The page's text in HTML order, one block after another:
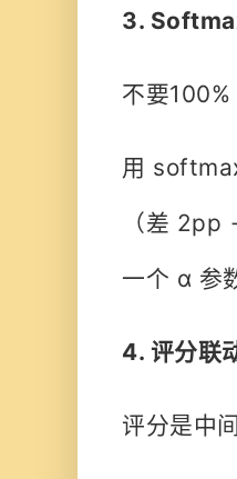
3.
不要
用
（差
一个 α 参
4. 评分联
评分是中